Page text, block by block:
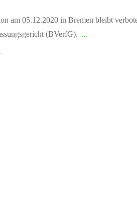
am 05.12.2020 in Bremen bleibt
(BVerfG). ...